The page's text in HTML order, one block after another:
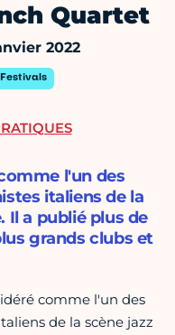
Quartet
2022
Festivals
l'un des
italiens de la
Il a publié plus de
grands clubs et
comme l'un des
de la scène jazz